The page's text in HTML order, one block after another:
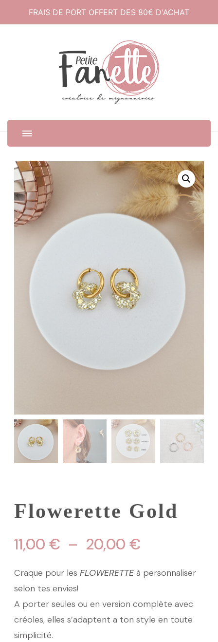
FRAIS DE PORT OFFERT DES 80€ D'ACHAT
Petite Fanette
Créatrice de mignonneries
Flowerette Gold
11,00 € – 20,00 €
11,00 €
Craque pour les FLOWERETTE à personnaliser
selon tes envies!
A porter seules ou en version complète avec
créoles, elles s’adaptent a ton style en toute
simplicité.